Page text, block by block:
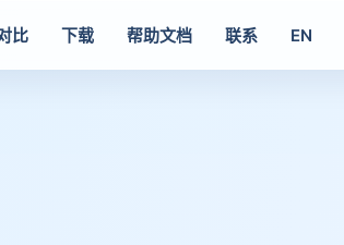
比 下载 帮助文档 联系 EN